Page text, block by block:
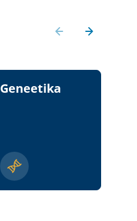
Geneetika